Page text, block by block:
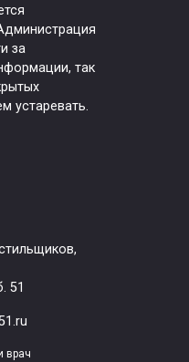
за
так
устаревать.
51
врач